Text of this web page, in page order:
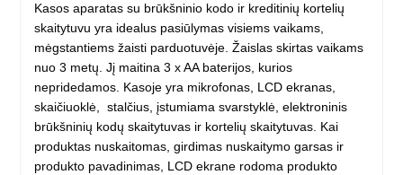
Kasos aparatas su brūkšninio kodo ir kreditinių kortelių
skaitytuvu yra idealus pasiūlymas visiems vaikams,
mėgstantiems žaisti parduotuvėje. Žaislas skirtas vaikams
nuo 3 metų. Jį maitina 3 x AA baterijos, kurios
nepridedamos. Kasoje yra mikrofonas, LCD ekranas,
skaičiuoklė, stalčius, įstumiama svarstyklė, elektroninis
brūkšninių kodų skaitytuvas ir kortelių skaitytuvas. Kai
produktas nuskaitomas, girdimas nuskaitymo garsas ir
produkto pavadinimas, LCD ekrane rodoma produkto